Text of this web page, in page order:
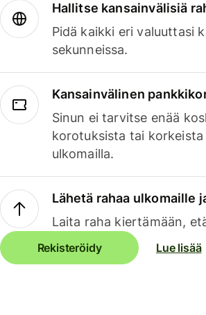
Hallitse kansainvälisiä
Pidä kaikki eri valuuttasi
sekunneissa.
Kansainvälinen
Sinun ei tarvitse enää
korotuksista tai
ulkomailla.
Lähetä rahaa ulkomaille
Laita raha kiertämään,
Rekisteröidy Lue lisää